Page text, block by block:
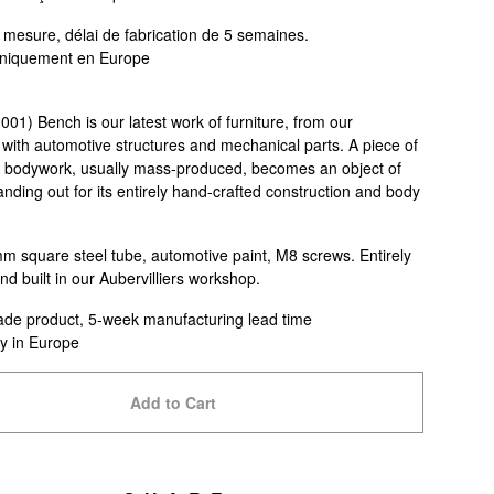
délai de fabrication de 5 semaines.
en Europe
Bench is our latest work of furniture, from our
automotive structures and mechanical parts. A piece of
usually mass-produced, becomes an object of
out for its entirely hand-crafted construction and body
square steel tube, automotive paint, M8 screws. Entirely
built in our Aubervilliers workshop.
product, 5-week manufacturing lead time
in Europe
Add to Cart